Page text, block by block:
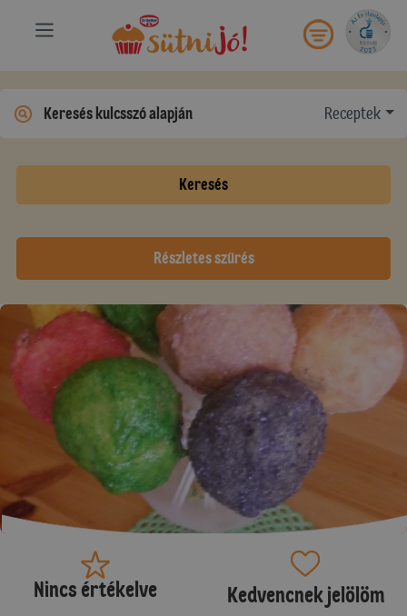
Receptek
Keresés
Részletes szűrés
Nincs értékelve Kedvencnek jelölöm